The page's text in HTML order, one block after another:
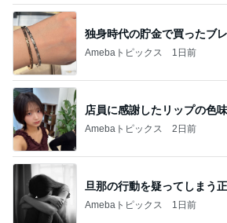
独身時代の貯金で買ったブ
Amebaトピックス 1日前
店員に感謝したリップの色
Amebaトピックス 2日前
旦那の行動を疑ってしまう
Amebaトピックス 1日前